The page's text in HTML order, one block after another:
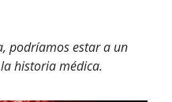
podríamos estar a un
historia médica.